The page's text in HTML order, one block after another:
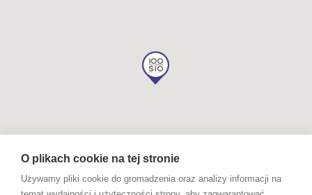
O plikach cookie na tej stronie
Używamy pliki cookie do gromadzenia oraz analizy informacji na